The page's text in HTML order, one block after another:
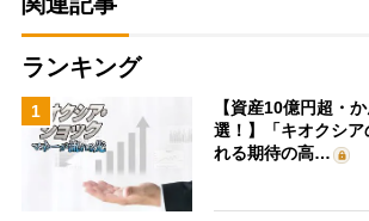
ランキング
1
【資産10億円超・
選！】「キオクシ
れる期待の高…